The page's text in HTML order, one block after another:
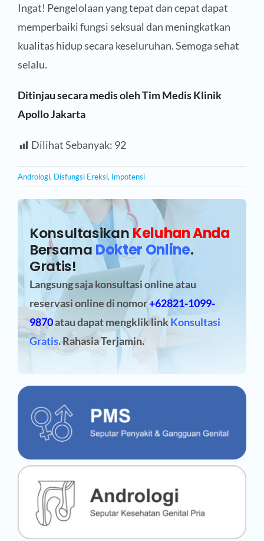
Ingat! Pengelolaan yang tepat dan cepat dapat
memperbaiki fungsi seksual dan meningkatkan
kualitas hidup secara keseluruhan. Semoga sehat
selalu.
Ditinjau secara medis oleh Tim Medis Klinik
Apollo Jakarta
Dilihat Sebanyak: 92
Andrologi, Disfungsi Ereksi, Impotensi
Konsultasikan Keluhan Anda
BersamaDokter Online.
Gratis!
Langsung saja konsultasi online atau
reservasi onlinedi nomor+62821-1099-
9870atau dapat mengklik linkKonsultasi
Gratis. Rahasia Terjamin.